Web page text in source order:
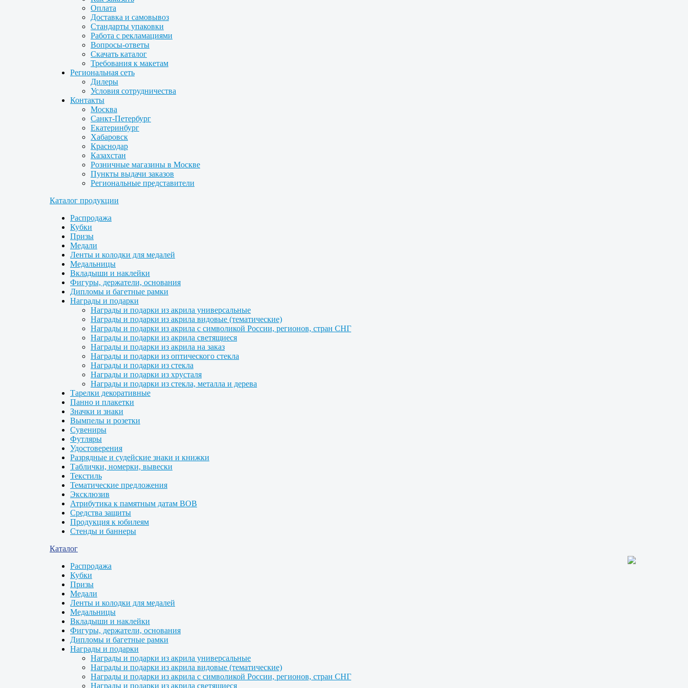
Оплата
Доставка и самовывоз
Стандарты упаковки
Работа с рекламациями
Вопросы-ответы
Скачать каталог
Требования к макетам
Региональная сеть
Дилеры
Условия сотрудничества
Контакты
Москва
Санкт-Петербург
Екатеринбург
Хабаровск
Краснодар
Казахстан
Розничные магазины в Москве
Пункты выдачи заказов
Региональные представители
Каталог продукции
Распродажа
Кубки
Призы
Медали
Ленты и колодки для медалей
Медальницы
Вкладыши и наклейки
Фигуры, держатели, основания
Дипломы и багетные рамки
Награды и подарки
Награды и подарки из акрила универсальные
Награды и подарки из акрила видовые (тематические)
Награды и подарки из акрила с символикой России, регионов, стран СНГ
Награды и подарки из акрила светящиеся
Награды и подарки из акрила на заказ
Награды и подарки из оптического стекла
Награды и подарки из стекла
Награды и подарки из хрусталя
Награды и подарки из стекла, металла и дерева
Тарелки декоративные
Панно и плакетки
Значки и знаки
Вымпелы и розетки
Сувениры
Футляры
Удостоверения
Разрядные и судейские знаки и книжки
Таблички, номерки, вывески
Текстиль
Тематические предложения
Эксклюзив
Атрибутика к памятным датам ВОВ
Средства защиты
Продукция к юбилеям
Стенды и баннеры
Каталог
Распродажа
Кубки
Призы
Медали
Ленты и колодки для медалей
Медальницы
Вкладыши и наклейки
Фигуры, держатели, основания
Дипломы и багетные рамки
Награды и подарки
Награды и подарки из акрила универсальные
Награды и подарки из акрила видовые (тематические)
Награды и подарки из акрила с символикой России, регионов, стран СНГ
Награды и подарки из акрила светящиеся